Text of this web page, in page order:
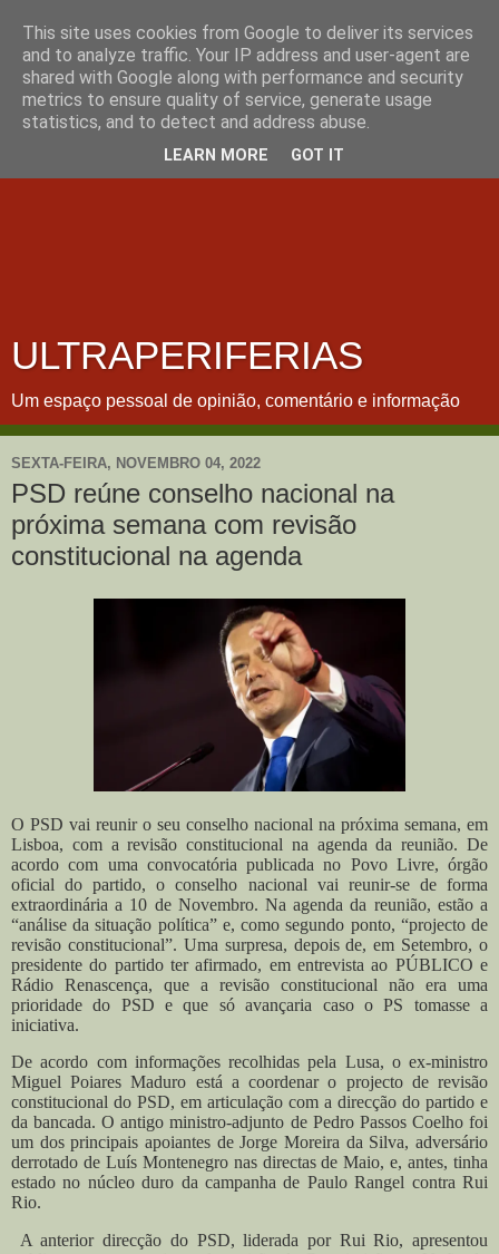
ULTRAPERIFERIAS
Um espaço pessoal de opinião, comentário e informação
SEXTA-FEIRA, NOVEMBRO 04, 2022
PSD reúne conselho nacional na
próxima semana com revisão
constitucional na agenda
O PSD vai reunir o seu conselho nacional na próxima semana, em
Lisboa, com a revisão constitucional na agenda da reunião. De
acordo com uma convocatória publicada no Povo Livre, órgão
oficial do partido, o conselho nacional vai reunir-se de forma
extraordinária a 10 de Novembro. Na agenda da reunião, estão a
“análise da situação política” e, como segundo ponto, “projecto de
revisão constitucional”. Uma surpresa, depois de, em Setembro, o
presidente do partido ter afirmado, em entrevista ao PÚBLICO e
Rádio Renascença, que a revisão constitucional não era uma
prioridade do PSD e que só avançaria caso o PS tomasse a
iniciativa.
De acordo com informações recolhidas pela Lusa, o ex-ministro
Miguel Poiares Maduro está a coordenar o projecto de revisão
constitucional do PSD, em articulação com a direcção do partido e
da bancada. O antigo ministro-adjunto de Pedro Passos Coelho foi
um dos principais apoiantes de Jorge Moreira da Silva, adversário
derrotado de Luís Montenegro nas directas de Maio, e, antes, tinha
estado no núcleo duro da campanha de Paulo Rangel contra Rui
Rio.
A anterior direcção do PSD, liderada por Rui Rio, apresentou
This site uses cookies from Google to deliver its services
and to analyze traffic. Your IP address and user-agent are
shared with Google along with performance and security
metrics to ensure quality of service, generate usage
statistics, and to detect and address abuse.
LEARN MORE GOT IT